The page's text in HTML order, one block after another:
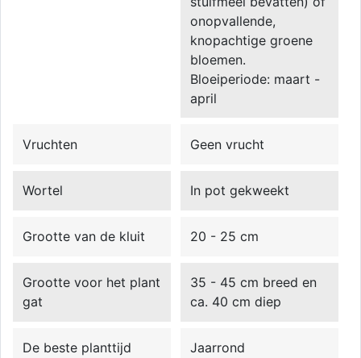
onopvallende,
knopachtige groene
bloemen.
Bloeiperiode: maart -
april
Vruchten Geen vrucht
Wortel In pot gekweekt
Grootte van de kluit 20 - 25 cm
Grootte voor het plant
gat
35 - 45 cm breed en
ca. 40 cm diep
De beste planttijd
Jaarrond